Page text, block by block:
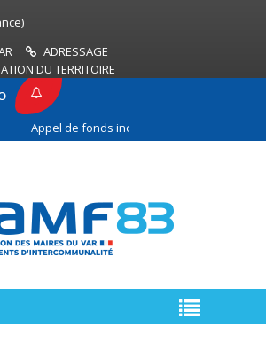
ADRESSAGE
DU TERRITOIRE
Appel de fonds incendies de forêt